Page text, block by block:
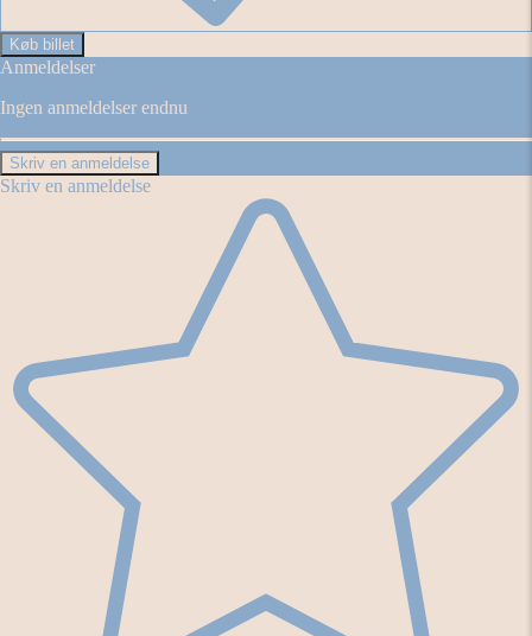
Køb billet
Anmeldelser
Ingen anmeldelser endnu
Skriv en anmeldelse
Skriv en anmeldelse